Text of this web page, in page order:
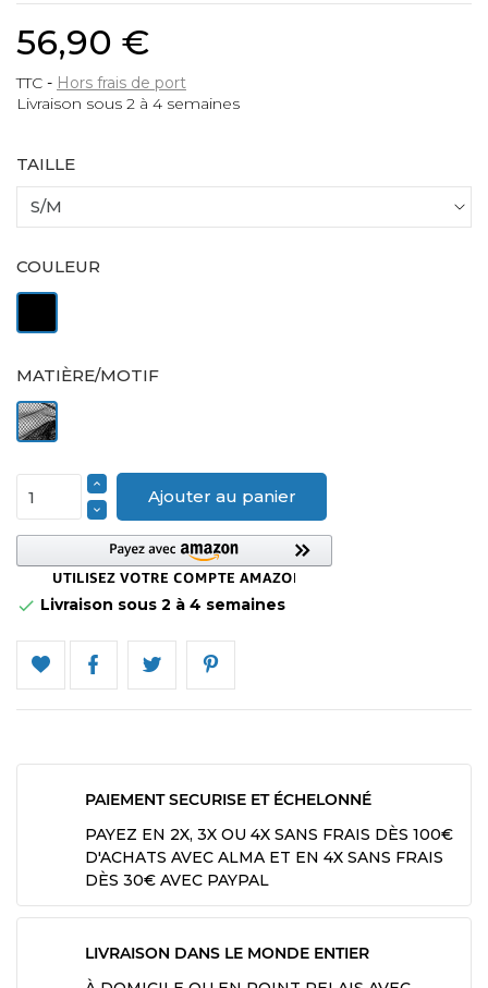
56,90 €
TTC
Hors frais de port
Livraison sous 2 à 4 semaines
TAILLE
COULEUR
MATIÈRE/MOTIF
Résille
Ajouter au panier
 Livraison sous 2 à 4 semaines
PAIEMENT SECURISE ET ÉCHELONNÉ
PAYEZ EN 2X, 3X OU 4X SANS FRAIS DÈS 100€
D'ACHATS AVEC ALMA ET EN 4X SANS FRAIS
DÈS 30€ AVEC PAYPAL
LIVRAISON DANS LE MONDE ENTIER